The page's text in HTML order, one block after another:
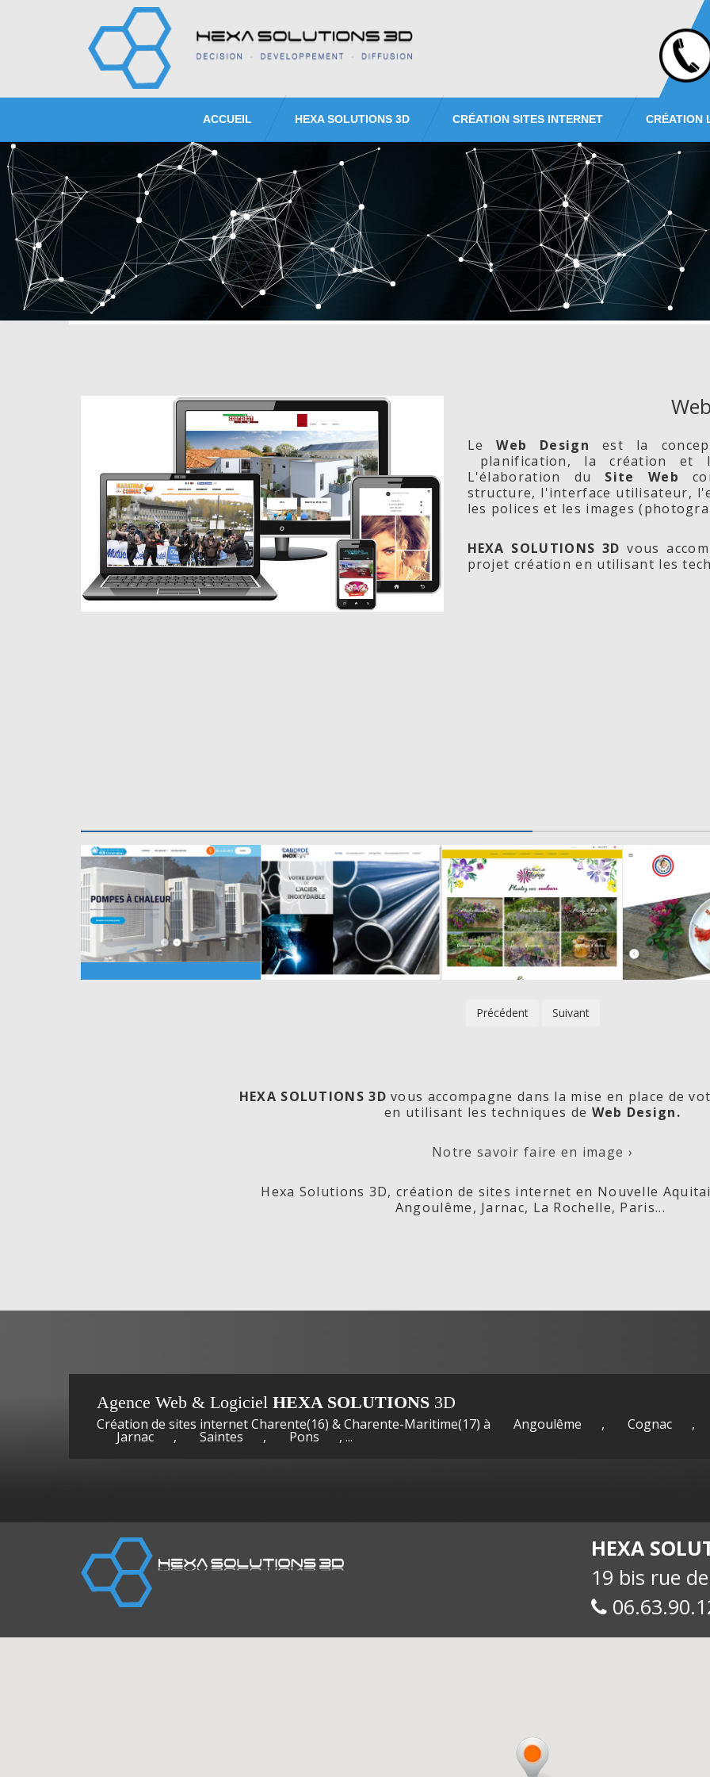
ACCUEIL HEXA SOLUTIONS 3D CRÉATION SITES INTERNET CRÉATION
LeWeb Design est la
planification, la création
L'élaboration du Site Web
structure, l'interface utilisateur,
les polices et les images
HEXA SOLUTIONS 3D vous
projet création en utilisant les
Cognac
Inox,
Gensac-
Les
Fleurs de
Maguy -
E-
Précédent Suivant
HEXA SOLUTIONS 3D vous accompagne dans la mise en place de
en utilisant les techniques de Web Design.
Notre savoir faire en image ›
Hexa Solutions 3D, création de sites internet en Nouvelle
Angoulême, Jarnac, La Rochelle, Paris...
Agence Web & Logiciel HEXA SOLUTIONS 3D
Création de sites internet Charente(16) & Charente-Maritime(17) à Angoulême , Cognac ,
Jarnac , Saintes , Pons , ...
HEXA
19 bis rue